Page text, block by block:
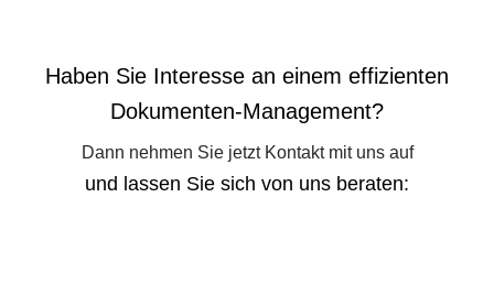
Haben Sie Interesse an einem effizienten
Dokumenten-Management?
Dann nehmen Sie jetzt Kontakt mit uns auf
und lassen Sie sich von uns beraten: